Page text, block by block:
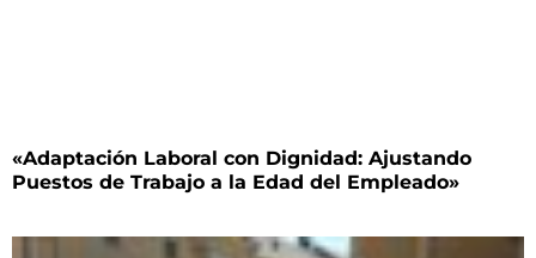
«Adaptación Laboral con Dignidad: Ajustando
Puestos de Trabajo a la Edad del Empleado»